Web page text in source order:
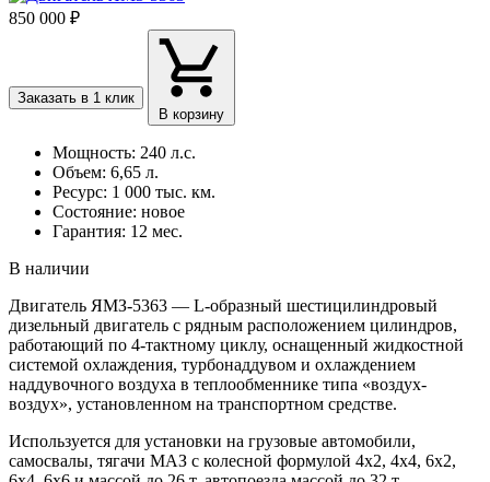
850 000 ₽
Заказать в 1 клик
В корзину
Мощность: 240 л.с.
Объем: 6,65 л.
Ресурс: 1 000 тыс. км.
Состояние: новое
Гарантия: 12 мес.
В наличии
Двигатель ЯМЗ-5363 — L-образный шестицилиндровый
дизельный двигатель с рядным расположением цилиндров,
работающий по 4-тактному циклу, оснащенный жидкостной
системой охлаждения, турбонаддувом и охлаждением
наддувочного воздуха в теплообменнике типа «воздух-
воздух», установленном на транспортном средстве.
Используется для установки на грузовые автомобили,
самосвалы, тягачи МАЗ с колесной формулой 4х2, 4х4, 6х2,